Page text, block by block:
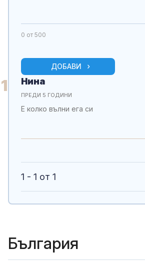
0 от 500
ДОБАВИ
1 Нина
ПРЕДИ 5 ГОДИНИ
Е колко вълни ега си
1 - 1 от 1
България